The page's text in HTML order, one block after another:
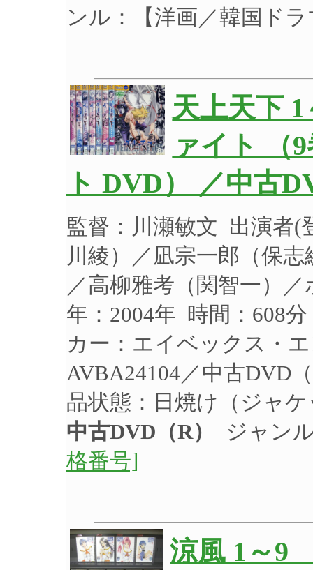
ンル：【洋画／韓国ド
天上天下
ァイト （
ト DVD） ／中古
監督：川瀬敏文 出演者(
川綾）／凪宗一郎（保
／高柳雅考（関智一）
年：2004年 時間：608
カー：エイベックス・
AVBA24104／中古DVD
品状態：日焼け（ジャ
中古DVD（R）
ジャン
格番号]
涼風 1～9